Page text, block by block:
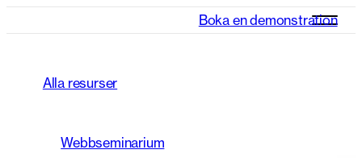
Boka en demonstration
Alla resurser
Webbseminarium